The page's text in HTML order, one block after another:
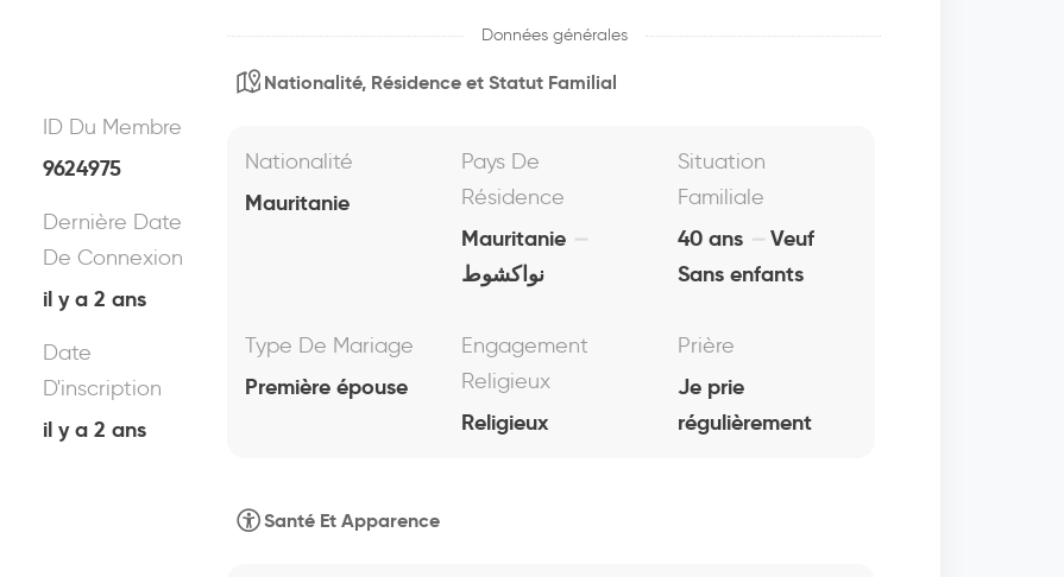
Données générales
ID Du Membre
9624975
Dernière Date
De Connexion
il y a 2 ans
Date
D'inscription
il y a 2 ans
Nationalité, Résidence et Statut Familial
Nationalité
Mauritanie
Pays De
Résidence
Mauritanie
نواكشوط
Situation
Familiale
40 ans
Veuf
Sans enfants
Type De Mariage
Première épouse
Engagement
Religieux
Religieux
Prière
Je prie
régulièrement
Santé Et Apparence